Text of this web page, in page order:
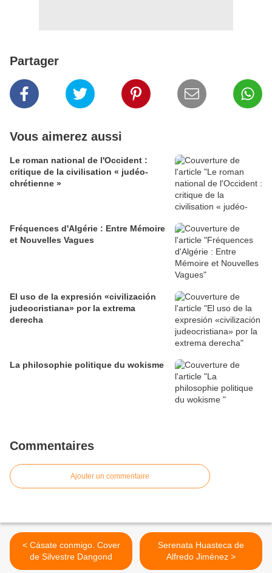
Partager
Vous aimerez aussi
Le roman national de l'Occident :
critique de la civilisation « judéo-
chrétienne »
Fréquences d'Algérie : Entre Mémoire
et Nouvelles Vagues
El uso de la expresión «civilización
judeocristiana» por la extrema
derecha
La philosophie politique du wokisme
Commentaires
Ajouter un commentaire
< Cásate conmigo. Cover
de Silvestre Dangond
Serenata Huasteca de
Alfredo Jiménez >